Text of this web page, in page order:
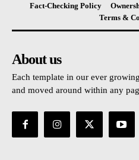
Fact-Checking Policy
Terms &
About us
Each template in our ever
and moved around within any